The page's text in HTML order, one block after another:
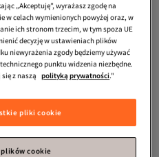
Derimod
Damskie botki z zamkiem
Darmowa wysyłka
909,64zł
„Akceptuję”, wyrażasz zgodę na
w celach wymienionych powyżej oraz, w
ich stronom trzecim, w tym spoza UE
decyzję w ustawieniach plików
niewyrażenia zgody będziemy używać
punktu widzenia niezbędne.
z naszą polityką prywatności."
pliki cookie
cookie